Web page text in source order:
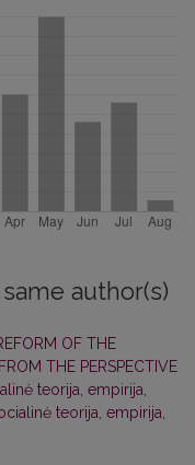
author(s)
OF THE
THE PERSPECTIVE
teorija, empirija,
teorija, empirija,